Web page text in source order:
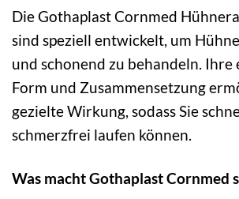
Die Gothaplast Cornmed
sind speziell entwickelt, um
und schonend zu behandeln.
Form und Zusammensetzung
gezielte Wirkung, sodass Sie
schmerzfrei laufen können.
Was macht Gothaplast Cornmed